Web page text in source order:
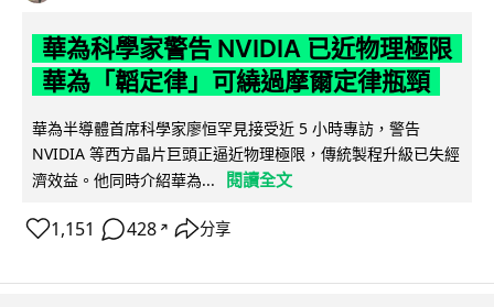
華為科學家警告 NVIDIA 已近物理極限
華為「韜定律」可繞過摩爾定律瓶頸
華為半導體首席科學家廖恒罕見接受近 5 小時專訪，警告
NVIDIA 等西方晶片巨頭正逼近物理極限，傳統製程升級已失經
濟效益。他同時介紹華為...
閱讀全文
1,151 428 ↗ 分享